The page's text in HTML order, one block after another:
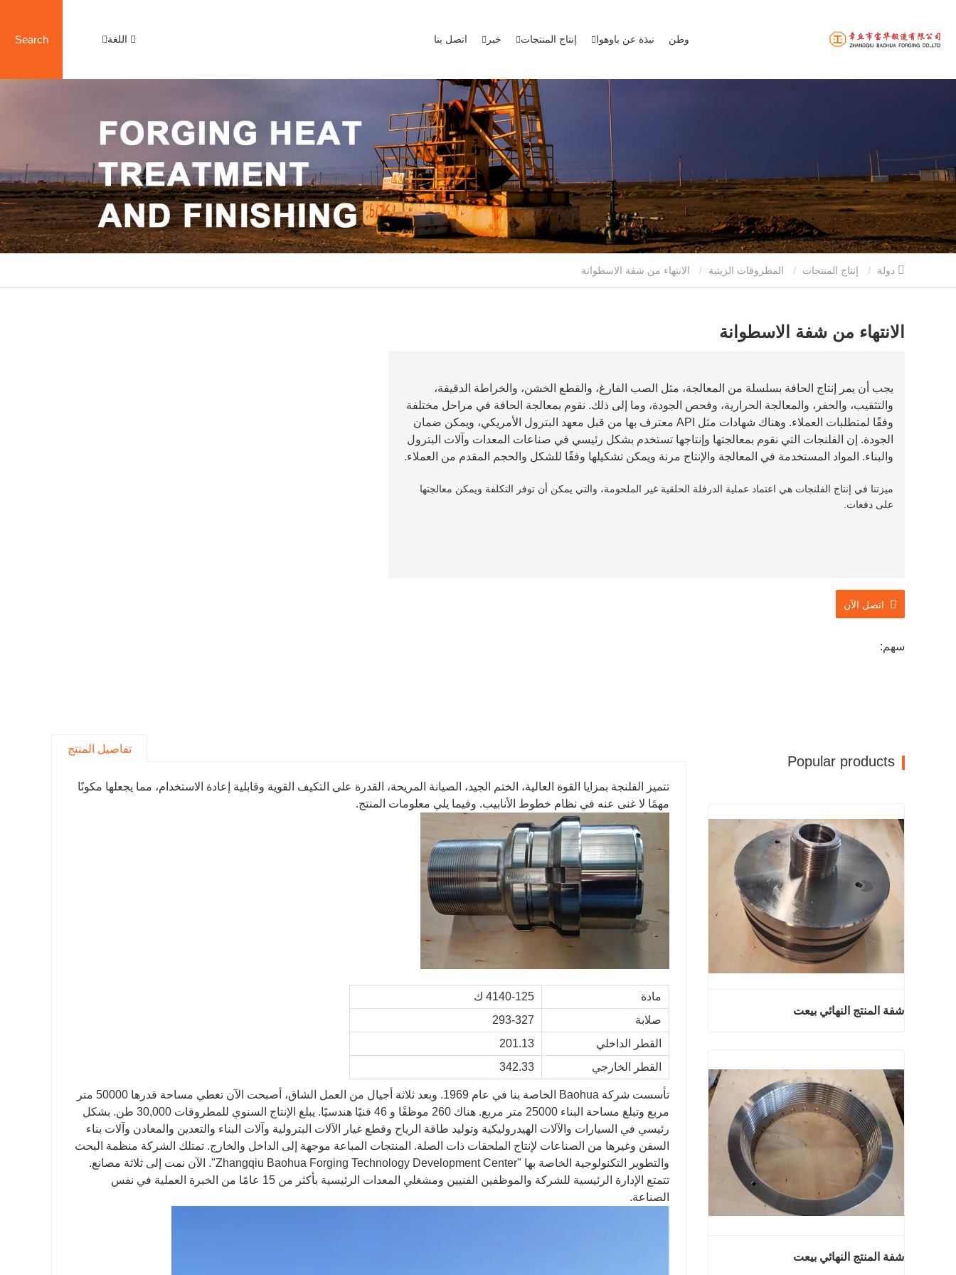
وطن نبذة عن باوهوا إنتاج المنتجات خبر اتصل بنا اللغة Search
إنتاج المنتجات المطروقات الزيتية
الانتهاء من شفة الاسطوانة
يجب أن يمر إنتاج الحافة بسلسلة من المعالجة، مثل الصب الفارغ، والقطع الخشن، والخراطة الدقيقة،
والتثقيب، والحفر، والمعالجة الحرارية، وفحص الجودة، وما إلى ذلك. نقوم بمعالجة الحافة في مراحل مختلفة
وفقًا لمتطلبات العملاء. وهناك شهادات مثل API معترف بها من قبل معهد البترول الأمريكي، ويمكن ضمان
الجودة. إن الفلنجات التي نقوم بمعالجتها وإنتاجها تستخدم بشكل رئيسي في صناعات المعدات وآلات البترول
والبناء. المواد المستخدمة في المعالجة والإنتاج مرنة ويمكن تشكيلها وفقًا للشكل والحجم المقدم من العملاء.
ميزتنا في إنتاج الفلنجات هي اعتماد عملية الدرفلة الحلقية غير الملحومة، والتي يمكن أن توفر التكلفة ويمكن معالجتها
على دفعات.
اتصل الآن
سهم:
تفاصيل المنتج
تتميز الفلنجة بمزايا القوة العالية، الختم الجيد، الصيانة المريحة، القدرة على التكيف القوية وقابلية إعادة الاستخدام، مما يجعلها مكونًا
مهمًا لا غنى عنه في نظام خطوط الأنابيب. وفيما يلي معلومات المنتج.
مادة
4140-125 ك
صلابة
293-327
القطر الداخلي
201.13
القطر الخارجي
342.33
تأسست شركة Baohua الخاصة بنا في عام 1969. وبعد ثلاثة أجيال من العمل الشاق، أصبحت الآن تغطي مساحة قدرها 50000 متر
مربع وتبلغ مساحة البناء 25000 متر مربع. هناك 260 موظفًا و 46 فنيًا هندسيًا. يبلغ الإنتاج السنوي للمطروقات 30,000 طن. بشكل
رئيسي في السيارات والآلات الهيدروليكية وتوليد طاقة الرياح وقطع غيار الآلات البترولية وآلات البناء والتعدين والمعادن وآلات بناء
السفن وغيرها من الصناعات لإنتاج الملحقات ذات الصلة. المنتجات المباعة موجهة إلى الداخل والخارج. تمتلك الشركة منظمة البحث
والتطوير التكنولوجية الخاصة بها "Zhangqiu Baohua Forging Technology Development Center". الآن نمت إلى ثلاثة مصانع.
تتمتع الإدارة الرئيسية للشركة والموظفين الفنيين ومشغلي المعدات الرئيسية بأكثر من 15 عامًا من الخبرة العملية في نفس
الصناعة.
Popular products
شفة المنتج النهائي بيعت
اتصل الآن
شفة المنتج النهائي بيعت